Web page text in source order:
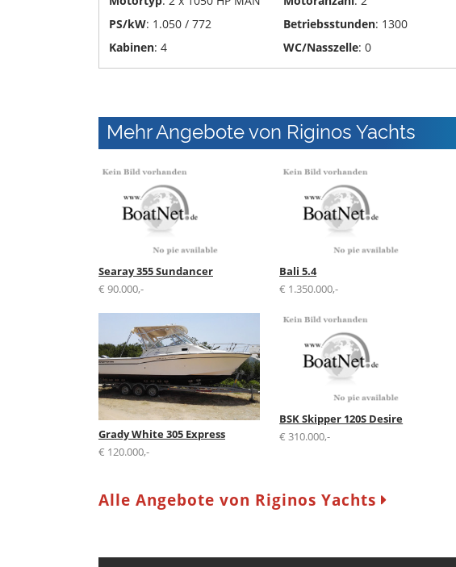
PS/kW: 1.050 / 772 Betriebsstunden: 1300
Kabinen: 4 WC/Nasszelle: 0
Mehr Angebote von Riginos Yachts
Searay 355 Sundancer
€ 90.000,-
Bali 5.4
€ 1.350.000,-
Grady White 305 Express
€ 120.000,-
BSK Skipper 120S Desire
€ 310.000,-
Alle Angebote von Riginos Yachts